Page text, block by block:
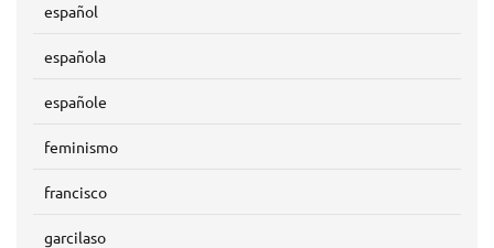
español
española
españole
feminismo
francisco
garcilaso